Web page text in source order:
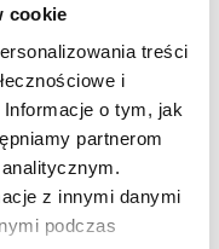
cookie
treści
i
o tym, jak
partnerom
z innymi danymi
podczas